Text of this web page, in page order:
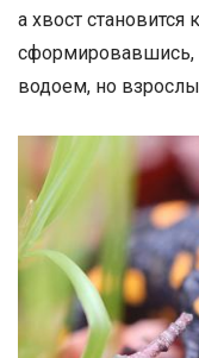
а хвост
сформировавшись,
водоем, но